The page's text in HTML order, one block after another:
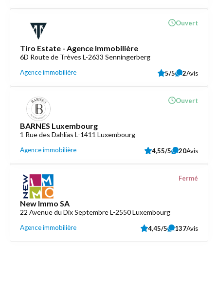
Tiro Estate - Agence Immobilière
6D Route de Trèves L-2633 Senningerberg
Agence immobilière
Ouvert
5/5 2Avis
BARNES Luxembourg
1 Rue des Dahlias L-1411 Luxembourg
Agence immobilière
Ouvert
4,55/5 20Avis
New Immo SA
22 Avenue du Dix Septembre L-2550 Luxembourg
Agence immobilière
Fermé
4,45/5 137Avis